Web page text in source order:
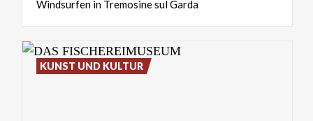
Windsurfen in TremosinesulGarda
KUNST UND KULTUR